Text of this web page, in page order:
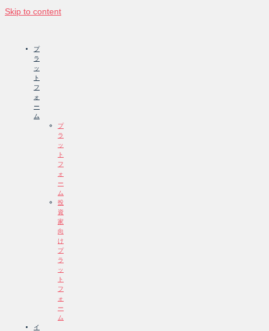
Skip to content
プ
ラ
ッ
ト
フ
ォ
ー
ム
プ
ラ
ッ
ト
フ
ォ
ー
ム
投
資
家
向
け
プ
ラ
ッ
ト
フ
ォ
ー
ム
イ